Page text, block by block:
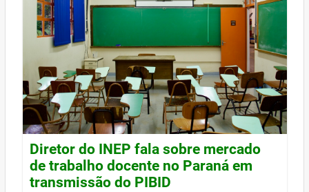
Diretor do INEP fala sobre mercado
de trabalho docente no Paraná em
transmissão do PIBID